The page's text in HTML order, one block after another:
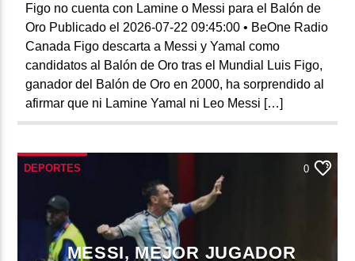
Figo no cuenta con Lamine o Messi para el Balón de
Oro Publicado el 2026-07-22 09:45:00 • BeOne Radio
Canada Figo descarta a Messi y Yamal como
candidatos al Balón de Oro tras el Mundial Luis Figo,
ganador del Balón de Oro en 2000, ha sorprendido al
afirmar que ni Lamine Yamal ni Leo Messi […]
DEPORTES 0
MESSI, MEJOR JUGADOR